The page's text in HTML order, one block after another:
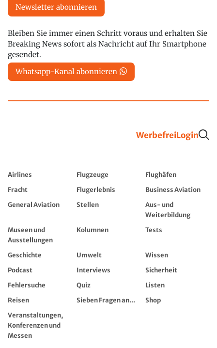
Newsletter abonnieren
Bleiben Sie immer einen Schritt voraus und erhalten Sie
Breaking News sofort als Nachricht auf Ihr Smartphone
gesendet.
Whatsapp-Kanal abonnieren
WerbefreiLogin
Airlines Flugzeuge
Flughäfen
Fracht
Flugerlebnis
Business Aviation
General Aviation
Stellen
Aus- und
Weiterbildung
Museen und
Ausstellungen
Kolumnen Tests
Geschichte Umwelt
Wissen
Podcast
Interviews
Sicherheit
Fehlersuche
Quiz
Listen
Reisen
Sieben Fragen an...
Shop
Veranstaltungen,
Konferenzen und
Messen